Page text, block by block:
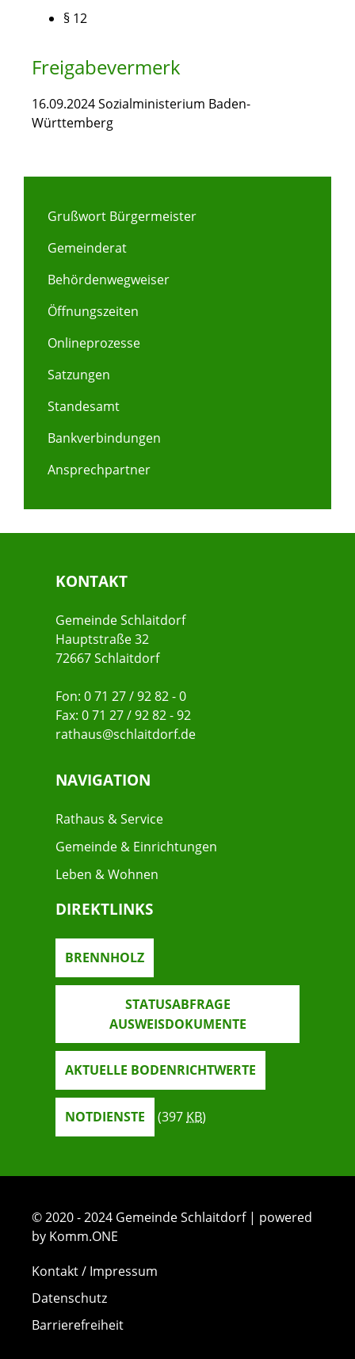
§ 12
Freigabevermerk
16.09.2024 Sozialministerium Baden-
Württemberg
Grußwort Bürgermeister
Gemeinderat
Behördenwegweiser
Öffnungszeiten
Onlineprozesse
Satzungen
Standesamt
Bankverbindungen
Ansprechpartner
KONTAKT
Gemeinde Schlaitdorf
Hauptstraße 32
72667 Schlaitdorf
Fon: 0 71 27 / 92 82 - 0
Fax: 0 71 27 / 92 82 - 92
rathaus@schlaitdorf.de
NAVIGATION
Rathaus & Service
Gemeinde & Einrichtungen
Leben & Wohnen
DIREKTLINKS
BRENNHOLZ
STATUSABFRAGE
AUSWEISDOKUMENTE
AKTUELLE BODENRICHTWERTE
NOTDIENSTE (397 KB)
© 2020 - 2024 Gemeinde Schlaitdorf | powered
by Komm.ONE
Kontakt / Impressum
Datenschutz
Barrierefreiheit